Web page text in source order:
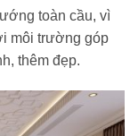
toàn cầu, vì
môi trường góp
thêm đẹp.